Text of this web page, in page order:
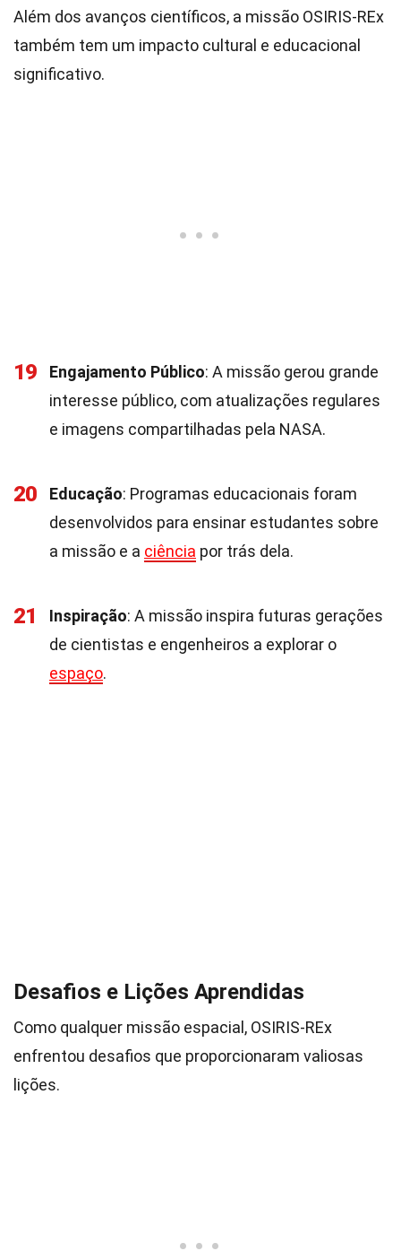
Além dos avanços científicos, a missão OSIRIS-REx
também tem um impacto cultural e educacional
significativo.
19 Engajamento Público: A missão gerou grande
interesse público, com atualizações regulares
e imagens compartilhadas pela NASA.
20 Educação: Programas educacionais foram
desenvolvidos para ensinar estudantes sobre
a missão e a ciência por trás dela.
21 Inspiração: A missão inspira futuras gerações
de cientistas e engenheiros a explorar o
espaço.
Desafios e Lições Aprendidas
Como qualquer missão espacial, OSIRIS-REx
enfrentou desafios que proporcionaram valiosas
lições.